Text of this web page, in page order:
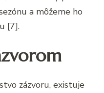
a môžeme ho
[7].
zázvoru, existuje